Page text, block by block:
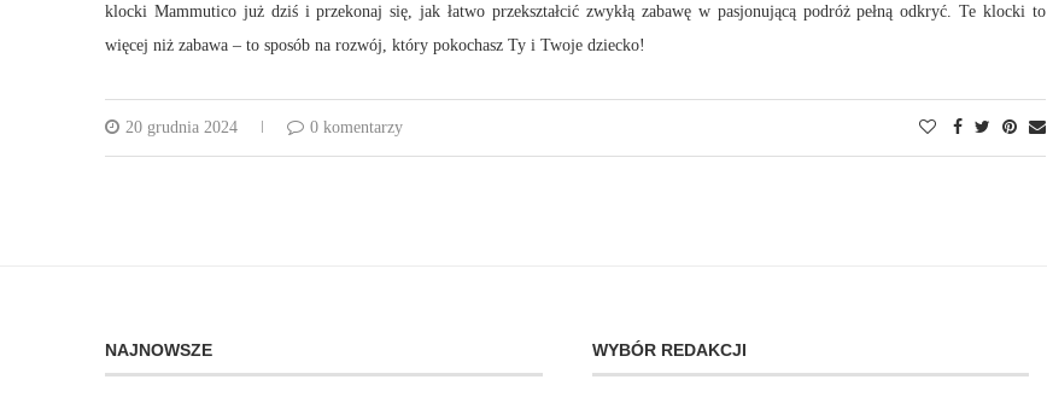
klocki Mammutico już dziś i przekonaj się, jak łatwo przekształcić zwykłą zabawę w pasjonującą podróż pełną odkryć. Te klocki to
więcej niż zabawa – to sposób na rozwój, który pokochasz Ty i Twoje dziecko!
20 grudnia 2024 0 komentarzy
NAJNOWSZE WYBÓR REDAKCJI